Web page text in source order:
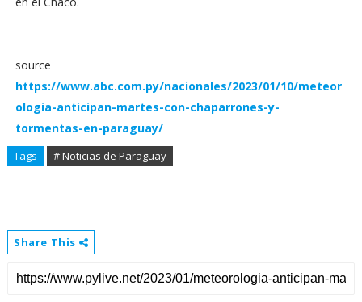
source
https://www.abc.com.py/nacionales/2023/01/10/meteor
ologia-anticipan-martes-con-chaparrones-y-
tormentas-en-paraguay/
Tags # Noticias de Paraguay
Share This